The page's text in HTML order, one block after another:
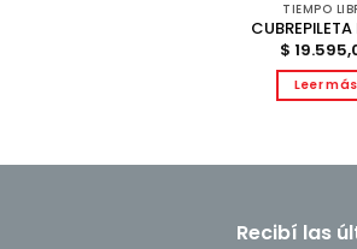
TIEMPO
$
Leer más
Recibí las